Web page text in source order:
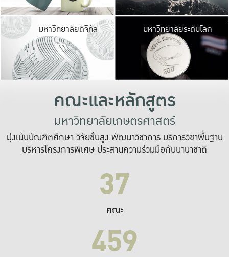
มหาวิทยาลัยดิจิทัล มหาวิ
เปลี่ยนแปลง แล
เพื่อทำง
ระบบสารสนเทศ
มหาวิทยาลัยระดับโลก
คณะและหลักสูตร
มหาวิทยาลัยเกษตรศาสตร์
มุ่งเน้นบัณฑิตศึกษา วิจัยขั้นสูง พัฒนาวิชาการ บริการวิชาพื้นฐาน
บริหารโครงการพิเศษ ประสานความร่วมมือกับนานาชาติ
37
คณะ
459